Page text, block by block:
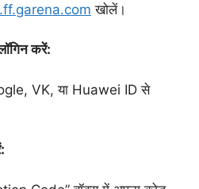
खोलें।
करें:
VK, या Huawei ID से